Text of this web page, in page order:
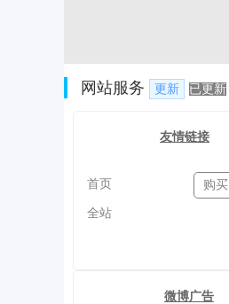
网站服务 更新 已更新
友情链接
首页 购买
全站
微博广告